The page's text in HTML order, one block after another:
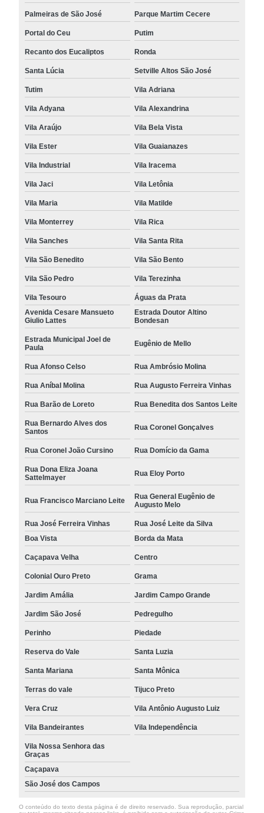
Palmeiras de São José Parque Martim Cecere
Portal do Ceu Putim
Recanto dos Eucaliptos Ronda
Santa Lúcia Setville Altos São José
Tutim Vila Adriana
Vila Adyana Vila Alexandrina
Vila Araújo Vila Bela Vista
Vila Ester Vila Guaianazes
Vila Industrial Vila Iracema
Vila Jaci Vila Letônia
Vila Maria Vila Matilde
Vila Monterrey Vila Rica
Vila Sanches Vila Santa Rita
Vila São Benedito Vila São Bento
Vila São Pedro Vila Terezinha
Vila Tesouro
Águas da Prata
Avenida Cesare Mansueto
Giulio Lattes
Estrada Doutor Altino
Bondesan
Estrada Municipal Joel de
Paula
Eugênio de Mello
Rua Afonso Celso Rua Ambrósio Molina
Rua Aníbal Molina Rua Augusto Ferreira Vinhas
Rua Barão de Loreto Rua Benedita dos Santos Leite
Rua Bernardo Alves dos
Santos
Rua Coronel Gonçalves
Rua Coronel João Cursino Rua Domício da Gama
Rua Dona Eliza Joana
Sattelmayer
Rua Eloy Porto
Rua Francisco Marciano Leite
Rua General Eugênio de
Augusto Melo
Rua José Ferreira Vinhas
Rua José Leite da Silva
Boa Vista
Borda da Mata
Caçapava Velha Centro
Colonial Ouro Preto Grama
Jardim Amália Jardim Campo Grande
Jardim São José Pedregulho
Perinho Piedade
Reserva do Vale Santa Luzia
Santa Mariana Santa Mônica
Terras do vale Tijuco Preto
Vera Cruz Vila Antônio Augusto Luiz
Vila Bandeirantes Vila Independência
Vila Nossa Senhora das
Graças
Caçapava
São José dos Campos
O conteúdo do texto desta página é de direito reservado. Sua reprodução, parcial